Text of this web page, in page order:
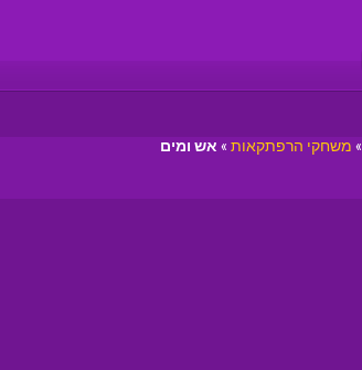
» משחקי הרפתקאות » אש ומים